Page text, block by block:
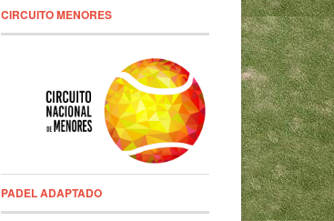
CIRCUITO MENORES
PADEL ADAPTADO